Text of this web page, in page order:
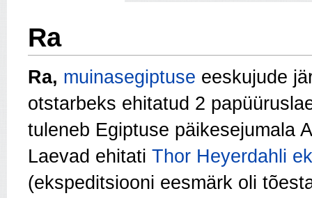
Ra
Ra, muinasegiptuse eeskujude
otstarbeks ehitatud 2
tuleneb Egiptuse päikesejumala
Laevad ehitati Thor Heyerdahli
(ekspeditsiooni eesmärk oli